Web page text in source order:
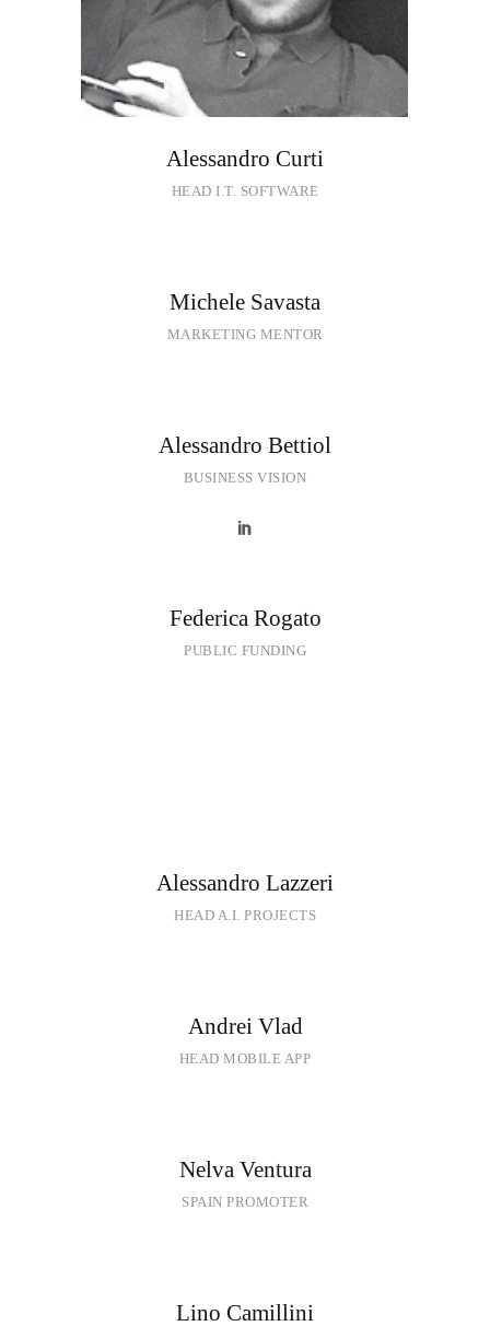
Alessandro Curti
HEAD I.T. SOFTWARE
Michele Savasta
MARKETING MENTOR
Alessandro Bettiol
BUSINESS VISION
Federica Rogato
PUBLIC FUNDING
Alessandro Lazzeri
HEAD A.I. PROJECTS
Andrei Vlad
HEAD MOBILE APP
Nelva Ventura
SPAIN PROMOTER
Lino Camillini